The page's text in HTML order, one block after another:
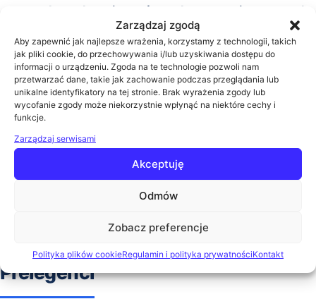
Zarządzaj zgodą
Aby zapewnić jak najlepsze wrażenia, korzystamy z technologii, takich
jak pliki cookie, do przechowywania i/lub uzyskiwania dostępu do
informacji o urządzeniu. Zgoda na te technologie pozwoli nam
przetwarzać dane, takie jak zachowanie podczas przeglądania lub
unikalne identyfikatory na tej stronie. Brak wyrażenia zgody lub
wycofanie zgody może niekorzystnie wpłynąć na niektóre cechy i
funkcje.
Zarządzaj serwisami
Akceptuję
Odmów
Zobacz preferencje
Polityka plików cookieRegulamin i polityka prywatnościKontakt
cyberzabezpieczeń z wykorzystaniem nowych
technologii oraz metody skutecznej ochrony
Bartosz Śledzikowski (Polska Platforma Bezpieczeństwa
Wewnętrznego)
Szczegóły
14:40Wykorzystanie narzędzi AI w kontekście
bezpieczeństwa sieci
Adam Parysz (ISSA Polska)
15:15
Bezpieczne IT - jak Statlook zwiększa
odporność systemów IT
15:40Zakończenie konferencji
Prelegenci